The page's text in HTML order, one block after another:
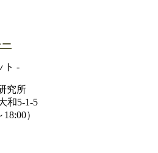
究所
和5-1-5
）